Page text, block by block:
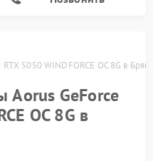
5050 WINDFORCE OC 8G в
Aorus GeForce
OC 8G в